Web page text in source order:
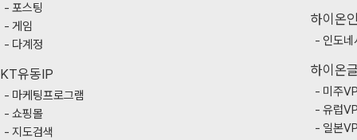
포스팅
게임
다계정
KT유동IP
마케팅프로그램
쇼핑몰
지도검색
하이온
인도
하이온
미주
유럽
일본